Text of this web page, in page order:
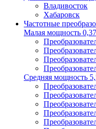
Владивосток
Хабаровск
Частотные
Малая мощность
Средняя мощность